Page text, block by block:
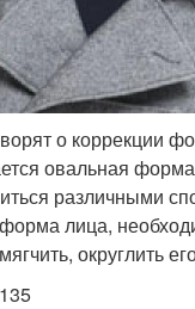
о коррекции
овальная
различными
лица,
округлить